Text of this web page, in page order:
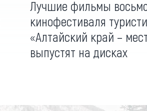
Лучшие фильмы
кинофестиваля
«Алтайский край –
выпустят на дисках